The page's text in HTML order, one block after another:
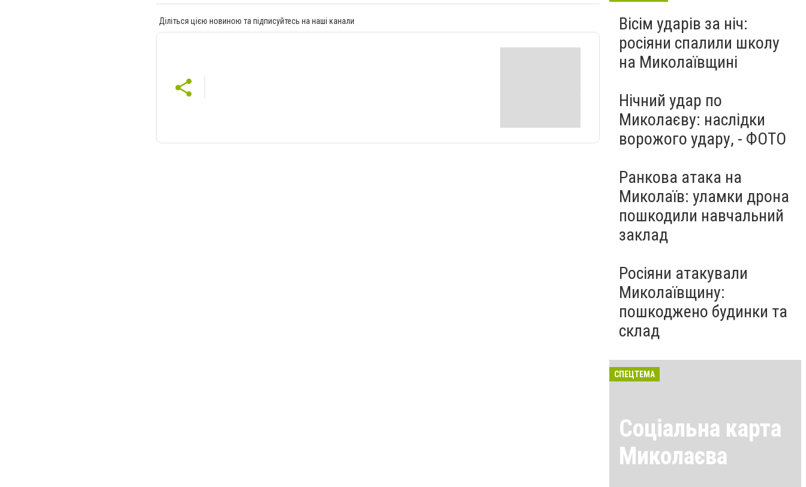
Діліться цією новиною та підписуйтесь на наші канали
Вісім ударів за ніч:
росіяни спалили школу
на Миколаївщині
Нічний удар по
Миколаєву: наслідки
ворожого удару, - ФОТО
Ранкова атака на
Миколаїв: уламки дрона
пошкодили навчальний
заклад
Росіяни атакували
Миколаївщину:
пошкоджено будинки та
склад
СПЕЦТЕМА
Соціальна карта
Миколаєва